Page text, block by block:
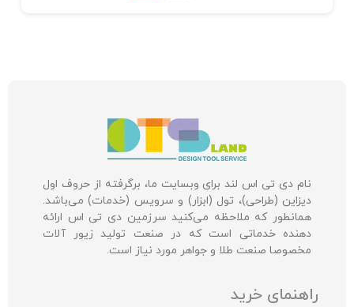
نام دی تی اس لند برای وبسایت ما، برگرفته از حروف اول
دیزاین (طراحی)، تول (ابزار) و سرویس (خدمات) می‌باشد.
همانطور که ملاحظه می‌کنید سرزمین دی تی اس ارائه
دهنده خدماتی است که در صنعت تولید زیور آلات
مخصوصا صنعت طلا و جواهر مورد نیاز است.
راهنمای خرید